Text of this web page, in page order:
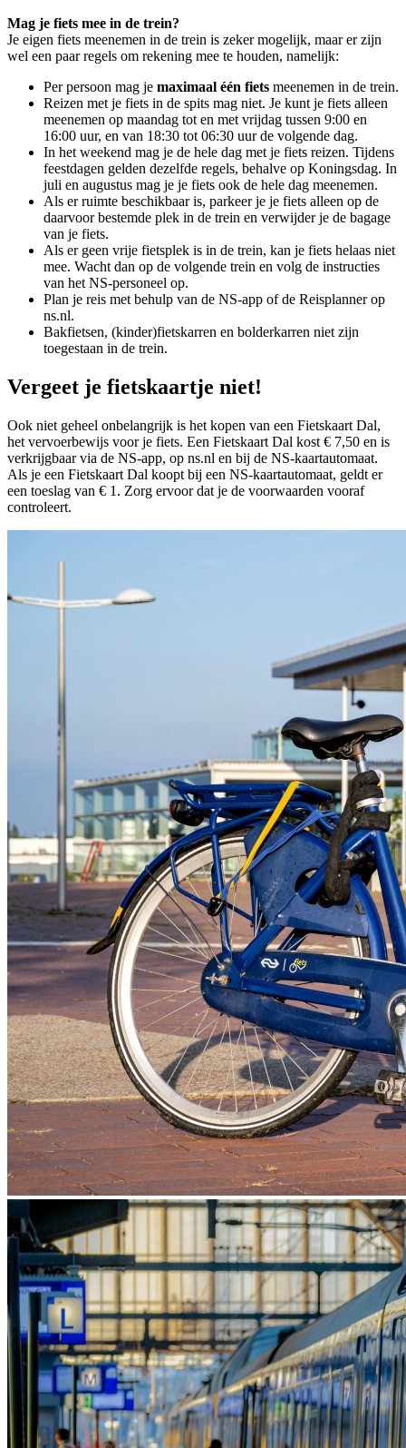
Mag je fiets mee in de trein?
Je eigen fiets meenemen in de trein is zeker mogelijk, maar er zijn
wel een paar regels om rekening mee te houden, namelijk:
Per persoon mag je maximaal één fiets meenemen in de trein.
Reizen met je fiets in de spits mag niet. Je kunt je fiets alleen
meenemen op maandag tot en met vrijdag tussen 9:00 en
16:00 uur, en van 18:30 tot 06:30 uur de volgende dag.
In het weekend mag je de hele dag met je fiets reizen. Tijdens
feestdagen gelden dezelfde regels, behalve op Koningsdag. In
juli en augustus mag je je fiets ook de hele dag meenemen.
Als er ruimte beschikbaar is, parkeer je je fiets alleen op de
daarvoor bestemde plek in de trein en verwijder je de bagage
van je fiets.
Als er geen vrije fietsplek is in de trein, kan je fiets helaas niet
mee. Wacht dan op de volgende trein en volg de instructies
van het NS-personeel op.
Plan je reis met behulp van de NS-app of de Reisplanner op
ns.nl.
Bakfietsen, (kinder)fietskarren en bolderkarren niet zijn
toegestaan in de trein.
Vergeet je fietskaartje niet!
Ook niet geheel onbelangrijk is het kopen van een Fietskaart Dal,
het vervoerbewijs voor je fiets. Een Fietskaart Dal kost € 7,50 en is
verkrijgbaar via de NS-app, op ns.nl en bij de NS-kaartautomaat.
Als je een Fietskaart Dal koopt bij een NS-kaartautomaat, geldt er
een toeslag van € 1. Zorg ervoor dat je de voorwaarden vooraf
controleert.